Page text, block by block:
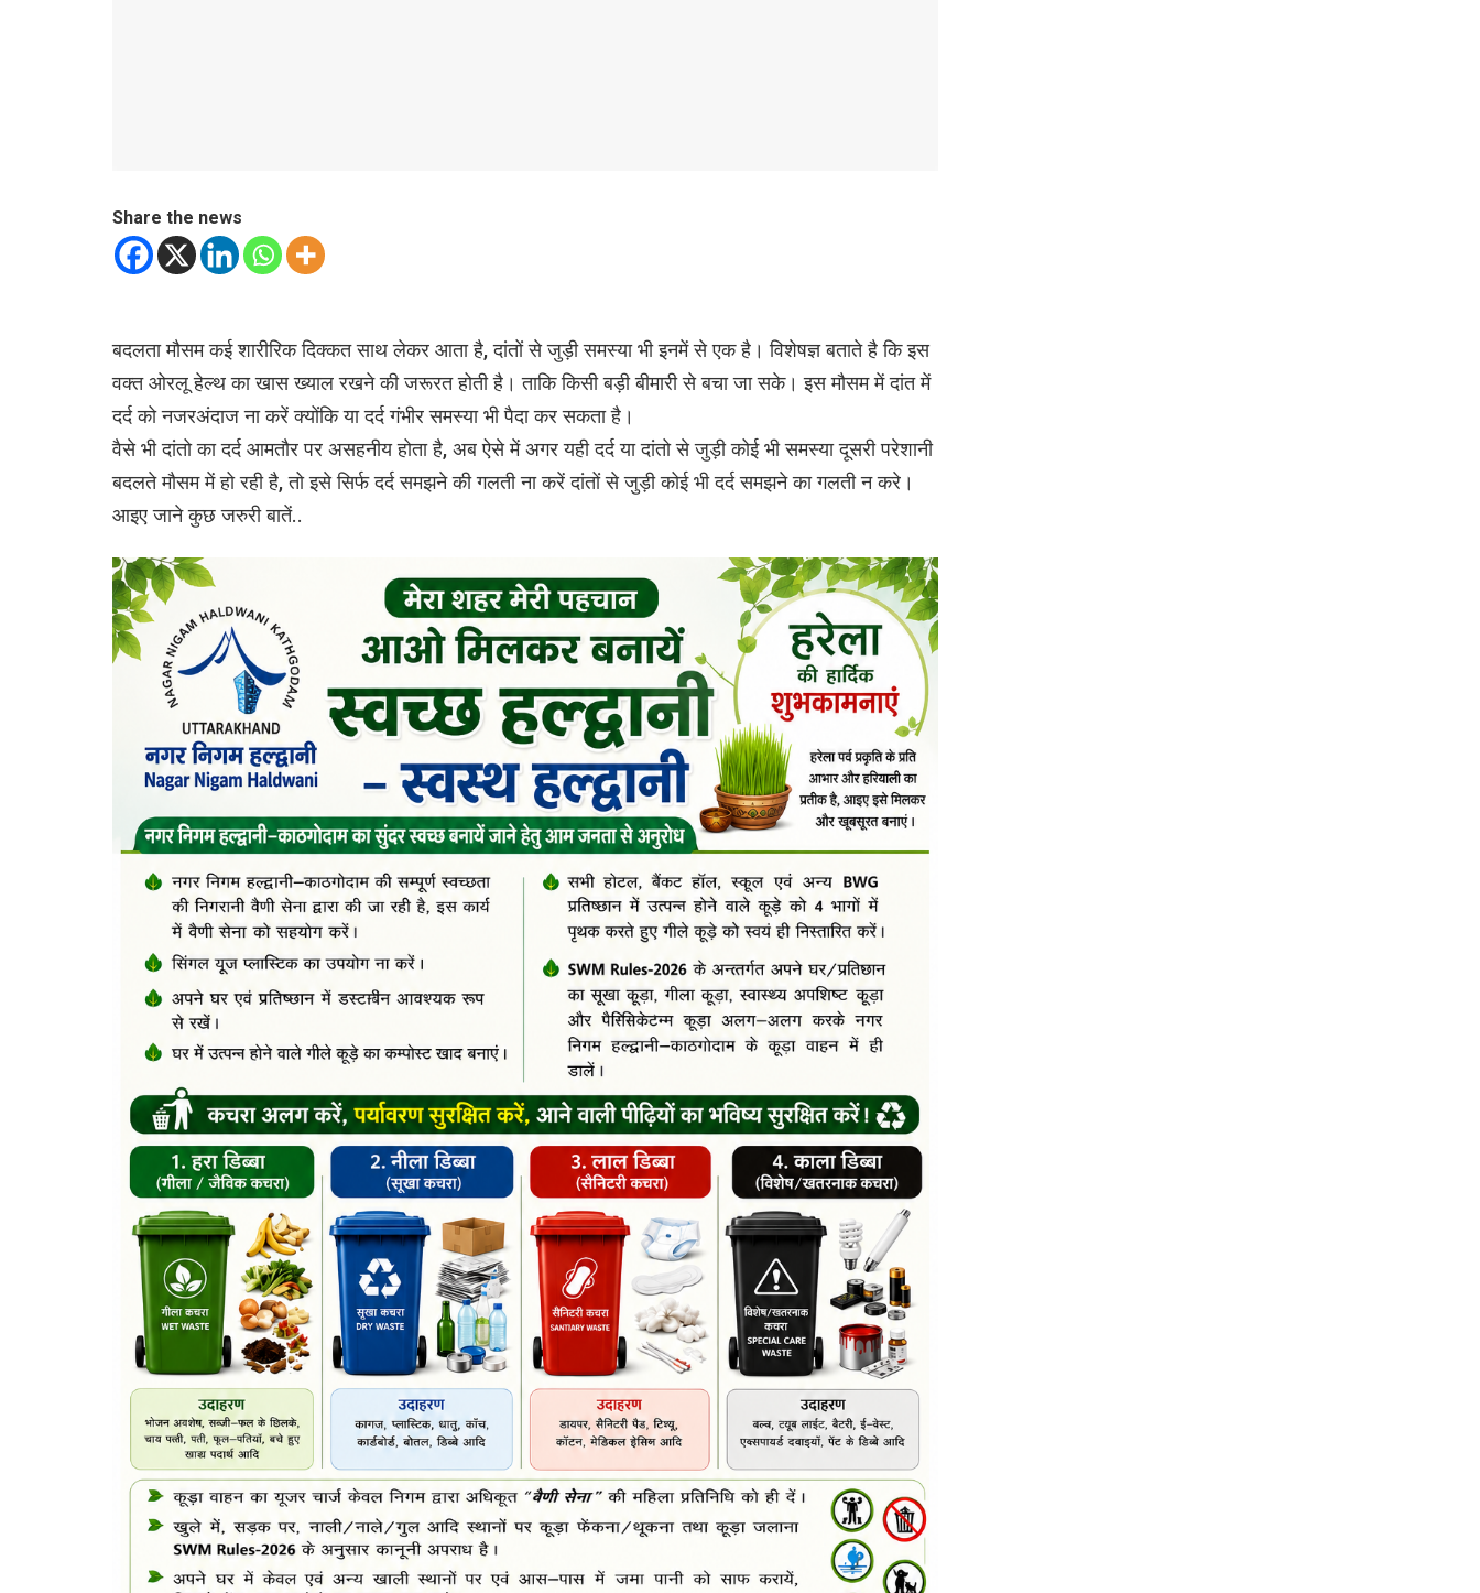
Share the news
बदलता मौसम कई शारीरिक दिक्कत साथ लेकर आता है, दांतों से जुड़ी समस्या भी इनमें से एक है। विशेषज्ञ बताते है कि इस
वक्त ओरलू हेल्थ का खास ख्याल रखने की जरूरत होती है। ताकि किसी बड़ी बीमारी से बचा जा सके। इस मौसम में दांत में
दर्द को नजरअंदाज ना करें क्योंकि या दर्द गंभीर समस्या भी पैदा कर सकता है।
वैसे भी दांतो का दर्द आमतौर पर असहनीय होता है, अब ऐसे में अगर यही दर्द या दांतो से जुड़ी कोई भी समस्या दूसरी परेशानी
बदलते मौसम में हो रही है, तो इसे सिर्फ दर्द समझने की गलती ना करें दांतों से जुड़ी कोई भी दर्द समझने का गलती न करे।
आइए जाने कुछ जरुरी बातें..